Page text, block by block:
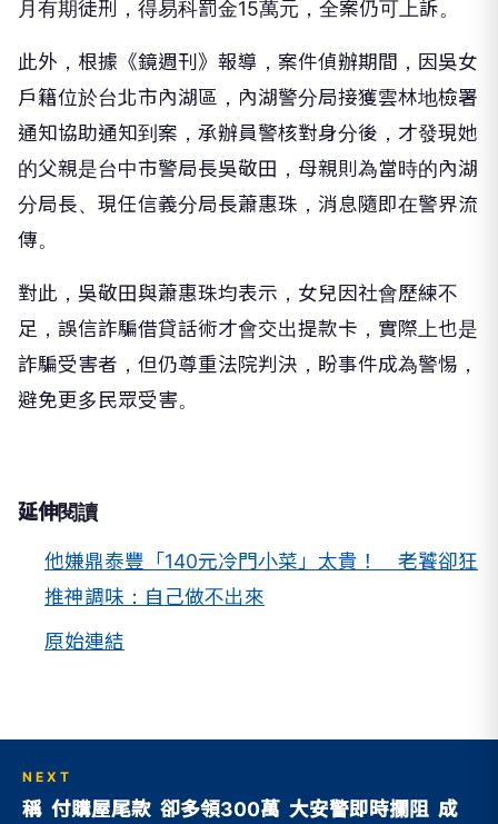
此外，根據《鏡週刊》報導，案件偵辦期間，因吳女
戶籍位於台北市內湖區，內湖警分局接獲雲林地檢署
通知協助通知到案，承辦員警核對身分後，才發現她
的父親是台中市警局長吳敬田，母親則為當時的內湖
分局長、現任信義分局長蕭惠珠，消息隨即在警界流
傳。
對此，吳敬田與蕭惠珠均表示，女兒因社會歷練不
足，誤信詐騙借貸話術才會交出提款卡，實際上也是
詐騙受害者，但仍尊重法院判決，盼事件成為警惕，
避免更多民眾受害。
他嫌鼎泰豐「140元冷門小菜」太貴！ 老饕卻狂
推神調味：自己做不出來
原始連結
NEXT
稱 付購屋尾款 卻多領300萬 大安警即時攔阻 成
功保住380萬